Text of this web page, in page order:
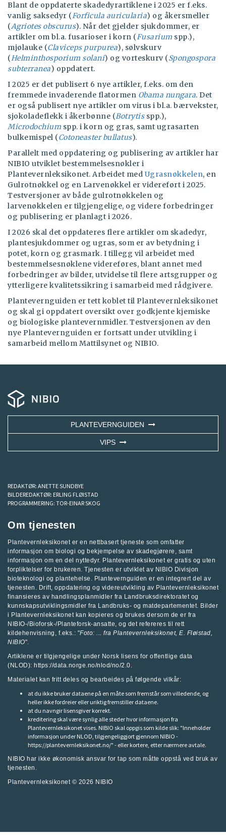
Ugrasnøkkelen(NIBIO)
Blant de oppdaterte skadedyrartiklene i 2025 er f.eks.
vanlig saksedyr (Forficula auricularia) og åkersmeller
(Agriotes obscurus). Når det gjelder sjukdommer, er
artikler om bl.a. fusarioser i korn (Fusarium spp.),
mjølauke (Claviceps purpurea), sølvskurv
(Helminthosporium solani) og vorteskurv (Spongospora
subterranea) oppdatert.
I 2025 er det publisert 6 nye artikler, f.eks. om den
fremmede invaderende flatormen Obama nungara. Det
er også publisert nye artikler om virus i bl.a. bærvekster,
sjokoladeflekk i åkerbønne (Botrytis spp.),
Microdochium spp. i korn og gras, samt ugrasarten
bulkemispel (Cotoneaster bullatus).
Parallelt med oppdatering og publisering av artikler har
NIBIO utviklet bestemmelsesnøkler i
Plantevernleksikonet. Arbeidet med Ugrasnøkkelen, en
Gulrotnøkkel og en Larvenøkkel er videreført i 2025.
Testversjoner av både gulrotnøkkelen og
larvenøkkelen er tilgjengelige, og videre forbedringer
og publisering er planlagt i 2026.
I 2026 skal det oppdateres flere artikler om skadedyr,
plantesjukdommer og ugras, som er av betydning i
potet, korn og grasmark. I tillegg vil arbeidet med
bestemmelsesnøklene videreføres, blant annet med
forbedringer av bilder, utvidelse til flere artsgrupper og
ytterligere kvalitetssikring i samarbeid med rådgivere.
Plantevernguiden er tett koblet til Plantevernleksikonet
og skal gi oppdatert oversikt over godkjente kjemiske
og biologiske plantevernmidler. Testversjonen av den
nye Plantevernguiden er fortsatt under utvikling i
samarbeid mellom Mattilsynet og NIBIO.
PLANTEVERNGUIDEN
VIPS
REDAKTØR: ANETTE SUNDBYE
BILDEREDAKTØR: ERLING FLØISTAD
PROGRAMMERING: TOR-EINAR SKOG
Om tjenesten
Plantevernleksikonet er en nettbasert tjeneste som omfatter
informasjon om biologi og bekjempelse av skadegjørere, samt
informasjon om en del nyttedyr. Plantevernleksikonet er gratis og uten
forpliktelser for brukeren. Tjenesten er utviklet av NIBIO Divisjon
bioteknologi og plantehelse . Plantevernguiden er en integrert del av
tjenesten. Drift, oppdatering og videreutvikling av Plantevernleksikonet
finansieres av handlingsplanmidler fra Landbruksdirektoratetog
kunnskapsutviklingsmidler fra Landbruks- og matdepartementet. Bilder
i Plantevernleksikonet kan kopieres og brukes dersom de er fra
NIBIO-/Bioforsk-/Planteforsk-ansatte, og det refereres til rett
kildehenvisning, f.eks.: "Foto: ... fra Plantevernleksikonet, E. Fløistad,
NIBIO".
Artiklene er tilgjengelige under Norsk lisens for offentlige data
(NLOD): https://data.norge.no/nlod/no/2.0.
Materialet kan fritt deles og bearbeides på følgende vilkår:
at du ikke bruker dataene på en måte som fremstår som villedende, og
heller ikke fordreier eller uriktig fremstiller dataene.
at du navngir lisensgiver korrekt.
kreditering skal være synlig alle steder hvor informasjon fra
Plantevernleksikonet vises. NIBIO skal oppgis som kilde slik: "Inneholder
informasjon under NLOD, tilgjengeliggjort gjennom NIBIO -
https://plantevernleksikonet.no/" - eller kortere, etter nærmere avtale.
NIBIO har ikke økonomisk ansvar for tap som måtte oppstå ved bruk av
tjenesten.
Plantevernleksikonet © 2026 NIBIO